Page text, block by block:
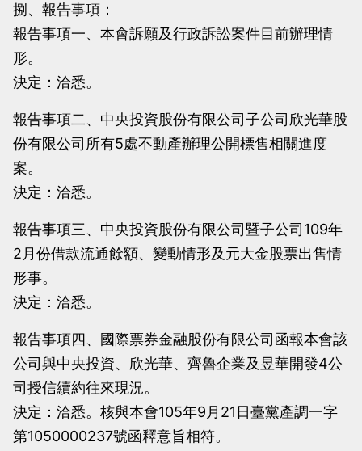
會
會
捌、報告事項：
報告事項一、本會訴願及行政訴訟案件目前辦理情
形。
決定：洽悉。
報告事項二、中央投資股份有限公司子公司欣光華股
份有限公司所有5處不動產辦理公開標售相關進度
案。
決定：洽悉。
報告事項三、中央投資股份有限公司暨子公司109年
2月份借款流通餘額、變動情形及元大金股票出售情
形事。
決定：洽悉。
報告事項四、國際票券金融股份有限公司函報本會該
公司與中央投資、欣光華、齊魯企業及昱華開發4公
司授信續約往來現況。
決定：洽悉。核與本會105年9月21日臺黨產調一字
第1050000237號函釋意旨相符。